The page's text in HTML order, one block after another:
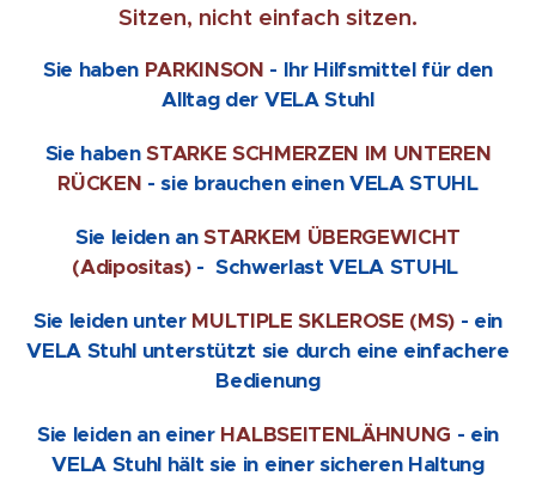
Sitzen, nicht einfach sitzen.
Sie haben PARKINSON - Ihr Hilfsmittel für den
Alltag der VELA Stuhl
Sie habenSTARKE SCHMERZEN IM UNTEREN
RÜCKEN - sie brauchen einen VELA STUHL
Sie leiden anSTARKEM ÜBERGEWICHT
(Adipositas)- Schwerlast VELA STUHL
Sie leiden unter MULTIPLE SKLEROSE (MS) - ein
VELA Stuhl unterstützt sie durch eine einfachere
Bedienung
Sie leiden an einer HALBSEITENLÄHNUNG - ein
VELA Stuhl hält sie in einer sicheren Haltung